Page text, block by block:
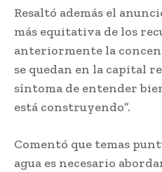
Resaltó además el
más equitativa de los
anteriormente la
se quedan en la capital
síntoma de entender
está construyendo”.
Comentó que temas
agua es necesario